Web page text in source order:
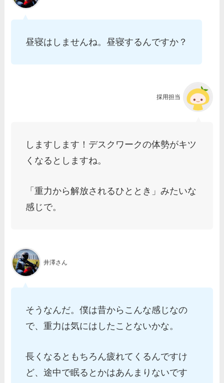
昼寝はしませんね。昼寝するんですか？
採用担当
しますします！デスクワークの体勢がキツ
くなるとしますね。
「重力から解放されるひととき」みたいな
感じで。
井澤さん
そうなんだ。僕は昔からこんな感じなの
で、重力は気にはしたことないかな。
長くなるともちろん疲れてくるんですけ
ど、途中で眠るとかはあんまりないです